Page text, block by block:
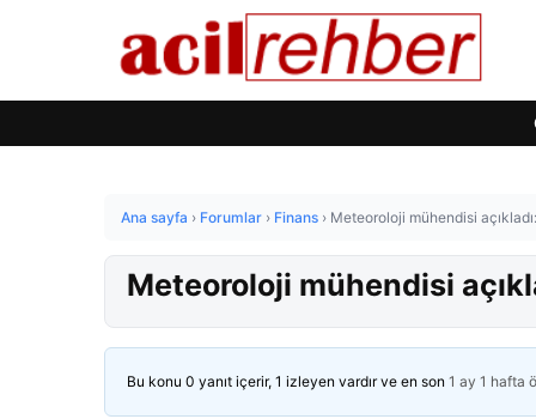
Ana sayfa › Forumlar › Finans › Meteoroloji mühendisi
Meteoroloji mühendisi
Bu konu 0 yanıt içerir, 1 izleyen vardır ve en son 1 ay 1 hafta